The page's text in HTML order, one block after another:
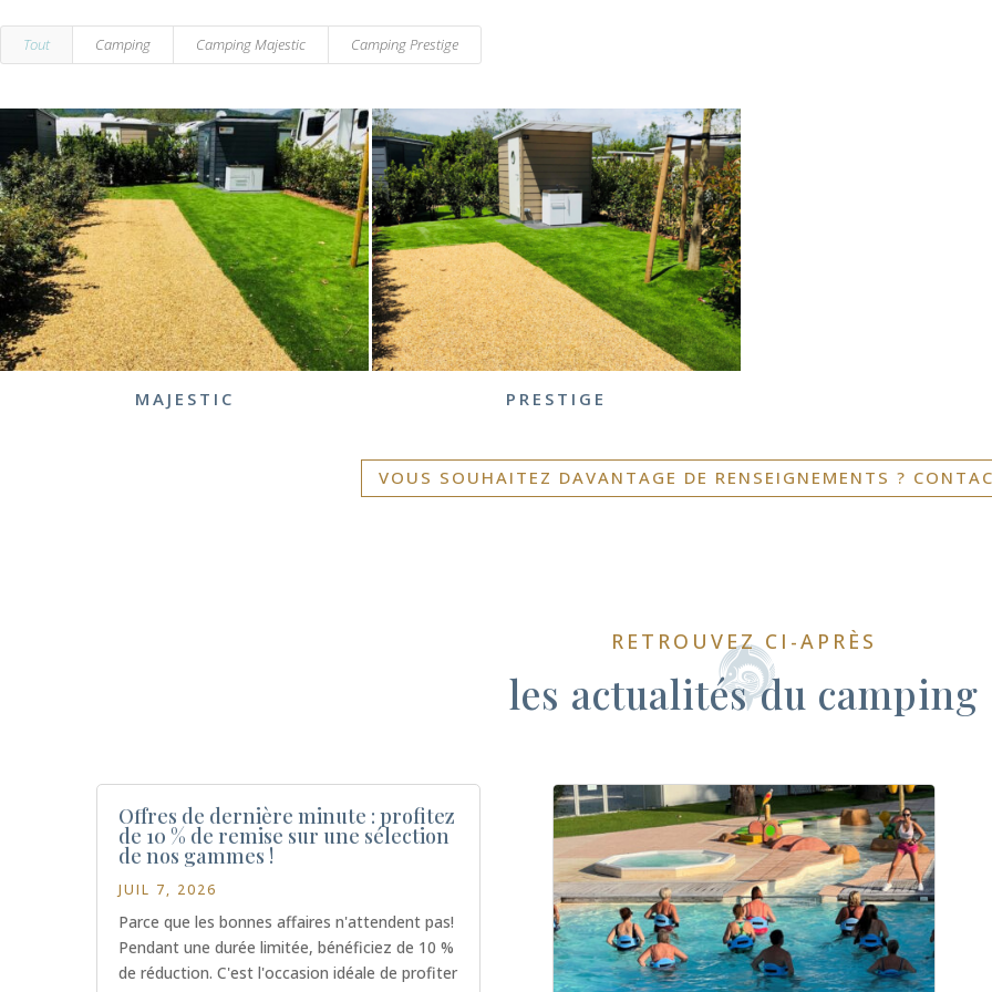
Tout Camping Camping Majestic Camping Prestige
MAJESTIC PRESTIGE
VOUS SOUHAITEZ DAVANTAGE DE RENSEIGNEMENTS ?
RETROUVEZ CI-APRÈS
les actualités du camping
Offres de dernière minute : profitez
de 10 % de remise sur une sélection
de nos gammes !
JUIL 7, 2026
Parce que les bonnes affaires n'attendent pas!
Pendant une durée limitée, bénéficiez de 10 %
de réduction. C'est l'occasion idéale de profiter